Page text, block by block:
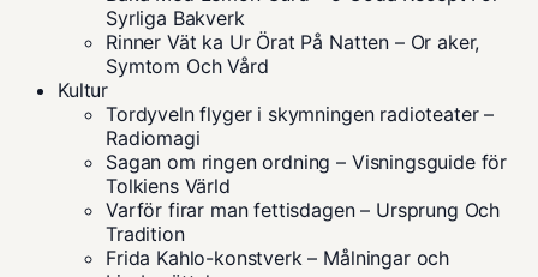
Syrliga Bakverk
Rinner Vät ka Ur Örat På Natten – Or aker,
Symtom Och Vård
Kultur
Tordyveln flyger i skymningen radioteater –
Radiomagi
Sagan om ringen ordning – Visningsguide för
Tolkiens Värld
Varför firar man fettisdagen – Ursprung Och
Tradition
Frida Kahlo-konstverk – Målningar och